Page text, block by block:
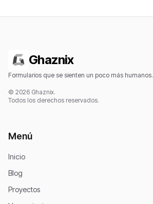
Ghaznix
Formularios que se sienten un poco más humanos.
© 2026 Ghaznix.
Todos los derechos reservados.
Menú
Inicio
Blog
Proyectos